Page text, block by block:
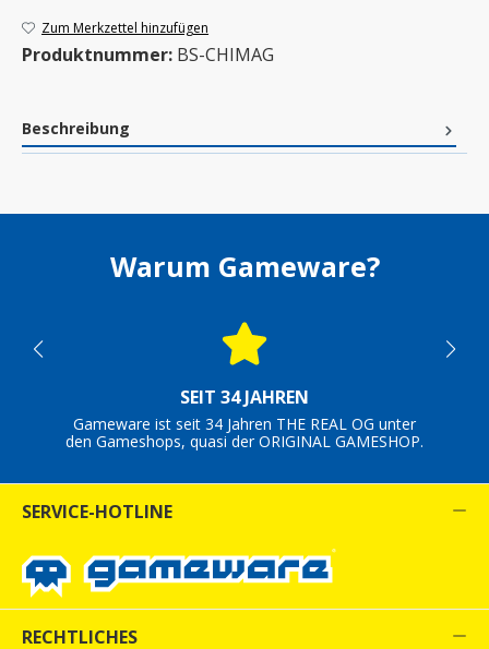
Zum Merkzettel hinzufügen
Produktnummer: BS-CHIMAG
Beschreibung
Warum Gameware?
SEIT 34 JAHREN
Gameware ist seit 34 Jahren THE REAL OG unter
den Gameshops, quasi der ORIGINAL GAMESHOP.
SERVICE-HOTLINE
RECHTLICHES